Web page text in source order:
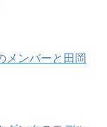
メンバーと田岡